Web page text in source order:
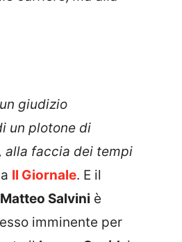
giudizio
un plotone di
alla faccia dei tempi
Il Giornale. E il
Matteo Salvini è
imminente per